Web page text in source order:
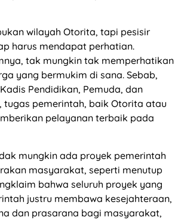
wilayah Otorita, tapi pesisir
harus mendapat perhatian.
tak mungkin tak memperhatikan
yang bermukim di sana. Sebab,
Pendidikan, Pemuda, dan
tugas pemerintah, baik Otorita atau
pelayanan terbaik pada
mungkin ada proyek pemerintah
masyarakat, seperti menutup
bahwa seluruh proyek yang
justru membawa kesejahteraan,
dan prasarana bagi masyarakat,